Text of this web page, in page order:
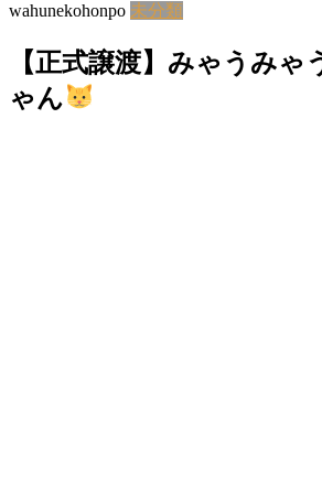
wahunekohonpo 未分類
【正式譲渡】みゃうみゃ
ゃん